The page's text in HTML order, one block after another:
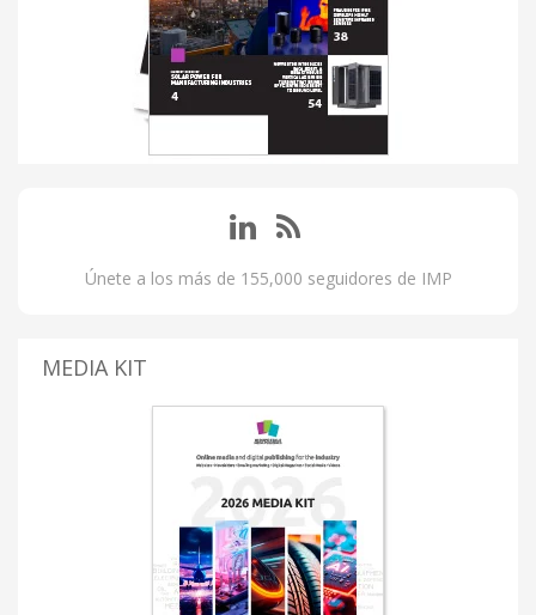
Únete a los más de 155,000 seguidores de IMP
MEDIA KIT